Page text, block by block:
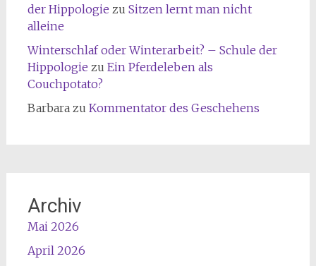
der Hippologie zu Sitzen lernt man nicht
alleine
Winterschlaf oder Winterarbeit? – Schule der
Hippologie zu Ein Pferdeleben als
Couchpotato?
Barbarazu Kommentator des Geschehens
Archiv
Mai 2026
April 2026